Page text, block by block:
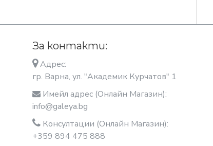
За контакти:
Адрес:
гр. Варна, ул. "Академик Курчатов" 1
Имейл адрес (Онлайн Магазин):
info@galeya.bg
Консултации (Онлайн Магазин):
+359 894 475 888